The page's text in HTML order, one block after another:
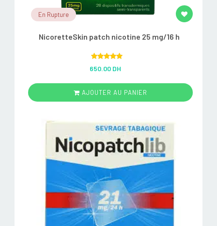
En Rupture
NicoretteSkin patch nicotine 25 mg/16 h
out of 5
650.00 DH
AJOUTER AU PANIER